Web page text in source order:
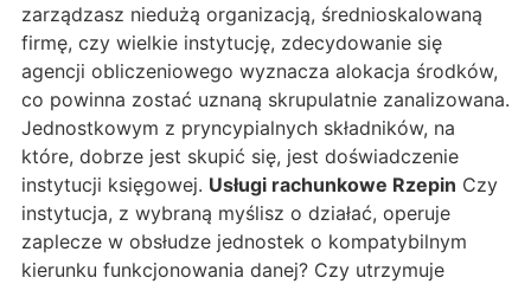
zarządzasz niedużą organizacją, średnioskalowaną
firmę, czy wielkie instytucję, zdecydowanie się
agencji obliczeniowego wyznacza alokacja środków,
co powinna zostać uznaną skrupulatnie zanalizowana.
Jednostkowym z pryncypialnych składników, na
które, dobrze jest skupić się, jest doświadczenie
instytucji księgowej. Usługi rachunkowe Rzepin Czy
instytucja, z wybraną myślisz o działać, operuje
zaplecze w obsłudze jednostek o kompatybilnym
kierunku funkcjonowania danej? Czy utrzymuje